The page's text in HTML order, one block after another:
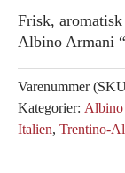
Frisk,
Albino Armani
Varenummer
Kategorier:
Italien, Trentino-